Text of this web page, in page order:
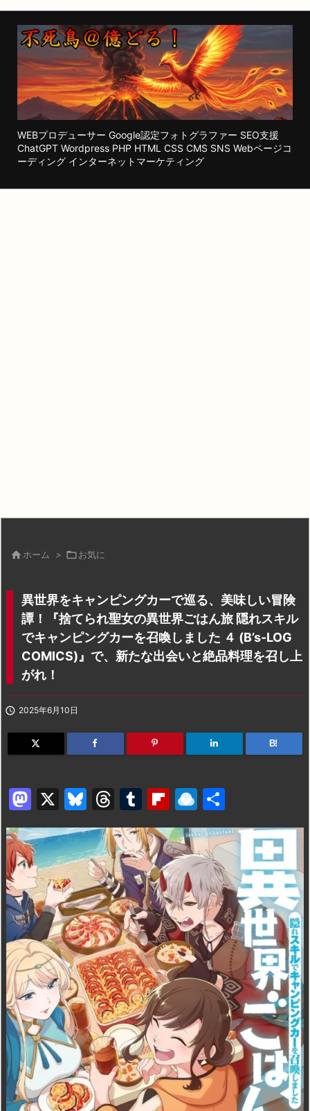
WEBプロデューサー Google認定フォトグラファー SEO支援
ChatGPT Wordpress PHP HTML CSS CMS SNS Webページコ
ーディング インターネットマーケティング
 ホーム > お気に
異世界をキャンピングカーで巡る、美味しい冒険
譚！『捨てられ聖女の異世界ごはん旅 隠れスキル
でキャンピングカーを召喚しました ４ (B’s-LOG
COMICS)』で、新たな出会いと絶品料理を召し上
がれ！
 2025年6月10日
B!
M
a
st
o
d
o
n
X
Bl
u
e
s
k
y
T
hr
e
a
d
s
T
u
m
bl
r
Fl
ip
b
o
ar
d
R
ai
n
dr
o
p.
io
有